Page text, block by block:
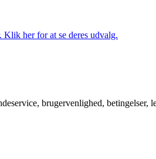
Klik her for at se deres udvalg.
brugervenlighed, betingelser,